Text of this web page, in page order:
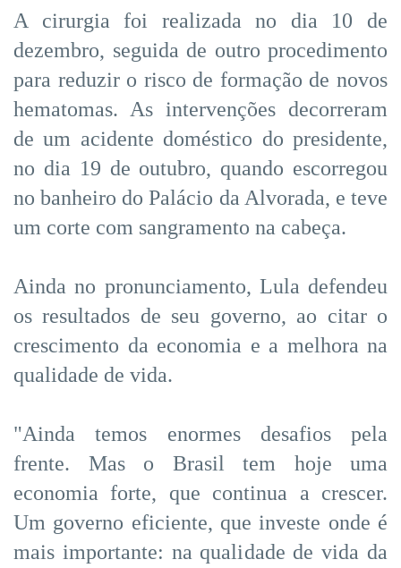
A cirurgia foi realizada no dia 10 de
dezembro, seguida de outro procedimento
para reduzir o risco de formação de novos
hematomas. As intervenções decorreram
de um acidente doméstico do presidente,
no dia 19 de outubro, quando escorregou
no banheiro do Palácio da Alvorada, e teve
um corte com sangramento na cabeça.
Ainda no pronunciamento, Lula defendeu
os resultados de seu governo, ao citar o
crescimento da economia e a melhora na
qualidade de vida.
"Ainda temos enormes desafios pela
frente. Mas o Brasil tem hoje uma
economia forte, que continua a crescer.
Um governo eficiente, que investe onde é
mais importante: na qualidade de vida da